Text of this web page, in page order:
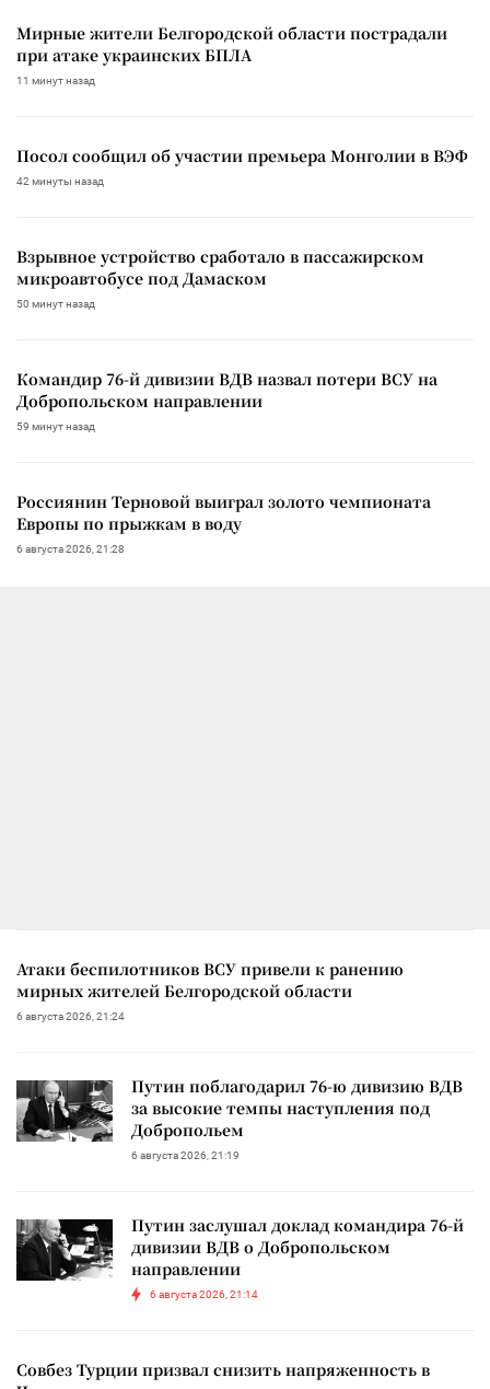
Мирные жители Белгородской области пострадали
при атаке украинских БПЛА
11 минут назад
Посол сообщил об участии премьера Монголии в ВЭФ
42 минуты назад
Взрывное устройство сработало в пассажирском
микроавтобусе под Дамаском
50 минут назад
Командир 76-й дивизии ВДВ назвал потери ВСУ на
Добропольском направлении
59 минут назад
Россиянин Терновой выиграл золото чемпионата
Европы по прыжкам в воду
6 августа 2026, 21:28
Атаки беспилотников ВСУ привели к ранению
мирных жителей Белгородской области
6 августа 2026, 21:24
Путин поблагодарил 76-ю дивизию ВДВ
за высокие темпы наступления под
Добропольем
6 августа 2026, 21:19
Путин заслушал доклад командира 76-й
дивизии ВДВ о Добропольском
направлении
6 августа 2026, 21:14
Совбез Турции призвал снизить напряженность в